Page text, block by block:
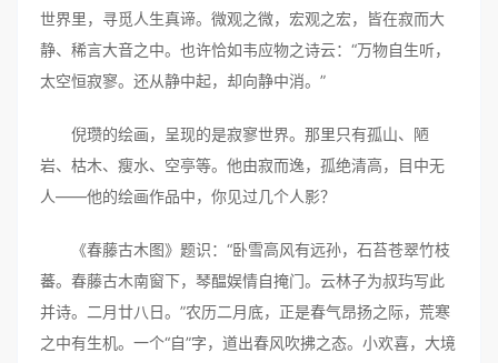
世界里，寻觅人生真谛。微观之微，宏观之宏，皆在寂而大
静、稀言大音之中。也许恰如韦应物之诗云：“万物自生听，
太空恒寂寥。还从静中起，却向静中消。”
倪瓒的绘画，呈现的是寂寥世界。那里只有孤山、陋
岩、枯木、瘦水、空亭等。他由寂而逸，孤绝清高，目中无
人——他的绘画作品中，你见过几个人影？
《春藤古木图》题识：“卧雪高风有远孙，石苔苍翠竹枝
蕃。春藤古木南窗下，琴醖娱情自掩门。云林子为叔玙写此
并诗。二月廿八日。”农历二月底，正是春气昂扬之际，荒寒
之中有生机。一个“自”字，道出春风吹拂之态。小欢喜，大境